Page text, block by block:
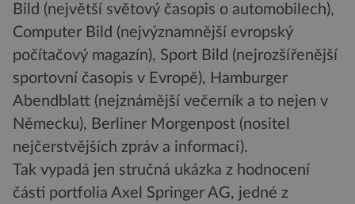
Bild (největší světový časopis o automobilech),
Computer Bild (nejvýznamnější evropský
počítačový magazín), Sport Bild (nejrozšířenější
sportovní časopis v Evropě), Hamburger
Abendblatt (nejznámější večerník a to nejen v
Německu), Berliner Morgenpost (nositel
nejčerstvějších zpráv a informací).
Tak vypadá jen stručná ukázka z hodnocení
části portfolia Axel Springer AG, jedné z